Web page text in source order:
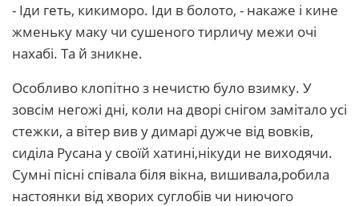
- Іди геть, кикиморо. Іди в болото, - накаже і кине
жменьку маку чи сушеного тирличу межи очі
нахабі. Та й зникне.
Особливо клопітно з нечистю було взимку. У
зовсім негожі дні, коли на дворі снігом замітало усі
стежки, а вітер вив у димарі дужче від вовків,
сиділа Русана у своїй хатині,нікуди не виходячи.
Сумні пісні співала біля вікна, вишивала,робила
настоянки від хворих суглобів чи ниючого